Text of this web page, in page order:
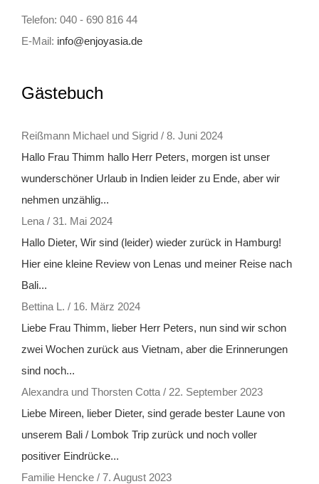
Telefon: 040 - 690 816 44
E-Mail: info@enjoyasia.de
Gästebuch
Reißmann Michael und Sigrid / 8. Juni 2024
Hallo Frau Thimm hallo Herr Peters, morgen ist unser
wunderschöner Urlaub in Indien leider zu Ende, aber wir
nehmen unzählig...
Lena / 31. Mai 2024
Hallo Dieter, Wir sind (leider) wieder zurück in Hamburg!
Hier eine kleine Review von Lenas und meiner Reise nach
Bali...
Bettina L. / 16. März 2024
Liebe Frau Thimm, lieber Herr Peters, nun sind wir schon
zwei Wochen zurück aus Vietnam, aber die Erinnerungen
sind noch...
Alexandra und Thorsten Cotta / 22. September 2023
Liebe Mireen, lieber Dieter, sind gerade bester Laune von
unserem Bali / Lombok Trip zurück und noch voller
positiver Eindrücke...
Familie Hencke / 7. August 2023